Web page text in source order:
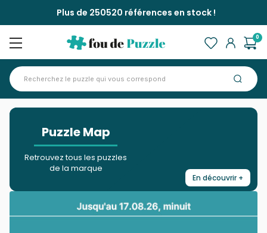
Plus de 250520 références en stock !
0
Puzzle Map
Retrouvez tous les puzzles
de la marque
En découvrir +